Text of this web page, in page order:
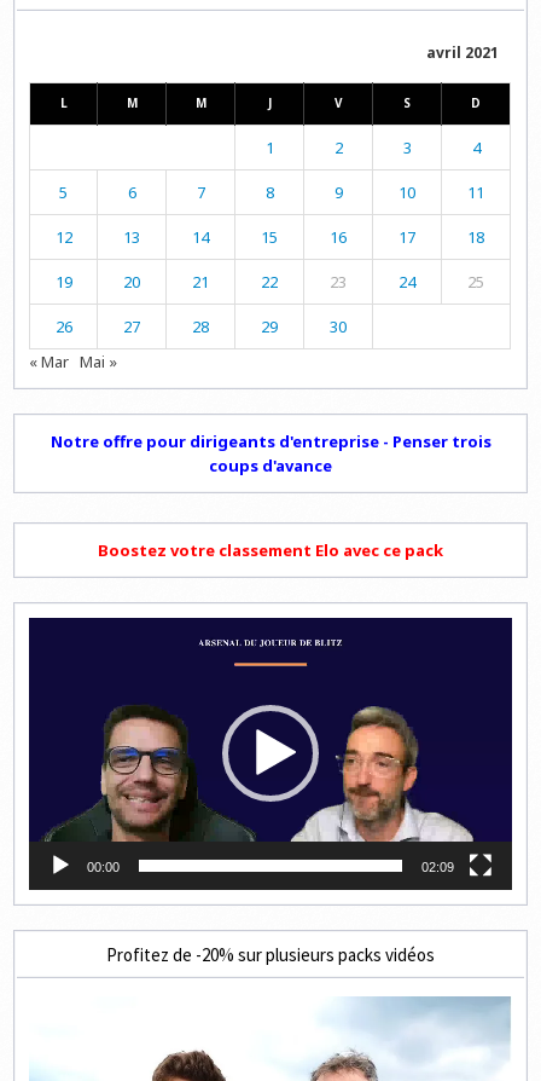
avril 2021
L M M J V S D
1 2 3 4
5 6 7 8 9 10 11
12 13 14 15 16 17 18
19 20 21 22 23 24 25
26 27 28 29
30
« Mar Mai »
Notre offre pour dirigeants d'entreprise - Penser trois
coups d'avance
Boostez votre classement Elo avec ce pack
00:00 02:09
Profitez de -20% sur plusieurs packs vidéos